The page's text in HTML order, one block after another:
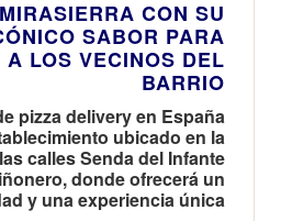
CON SU
SABOR PARA
LOS VECINOS DEL
BARRIO
pizza delivery en España
ubicado en la
calles Senda del Infante
donde ofrecerá un
y una experiencia única